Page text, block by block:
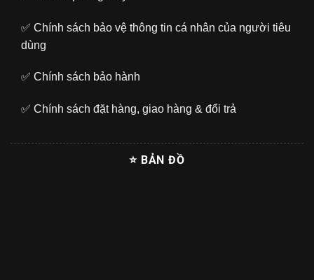
✅ Chính sách bảo vệ thông tin cá nhân của người tiêu
dùng
✅ Chính sách bảo hành
✅ Chính sách đặt hàng, giao hàng & đổi trả
⭐ BẢN ĐỒ